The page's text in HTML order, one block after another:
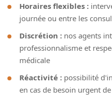
Horaires flexibles :
journée ou entre les
Discrétion : nos agents
professionnalisme et
médicale
Réactivité : possibilité
en cas de besoin urgent